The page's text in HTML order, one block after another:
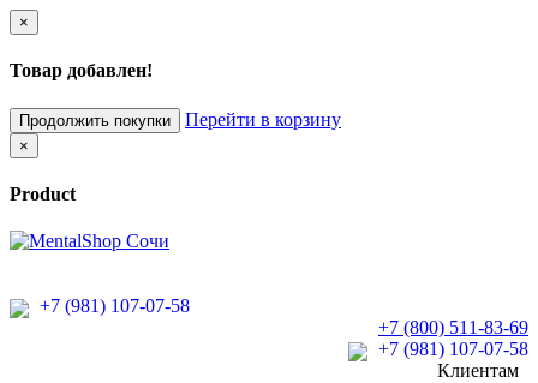
×
Товар добавлен!
Продолжить покупки Перейти в корзину
×
Product
+7 (981) 107-07-58
+7 (800) 511-83-69
+7 (981) 107-07-58
Клиентам